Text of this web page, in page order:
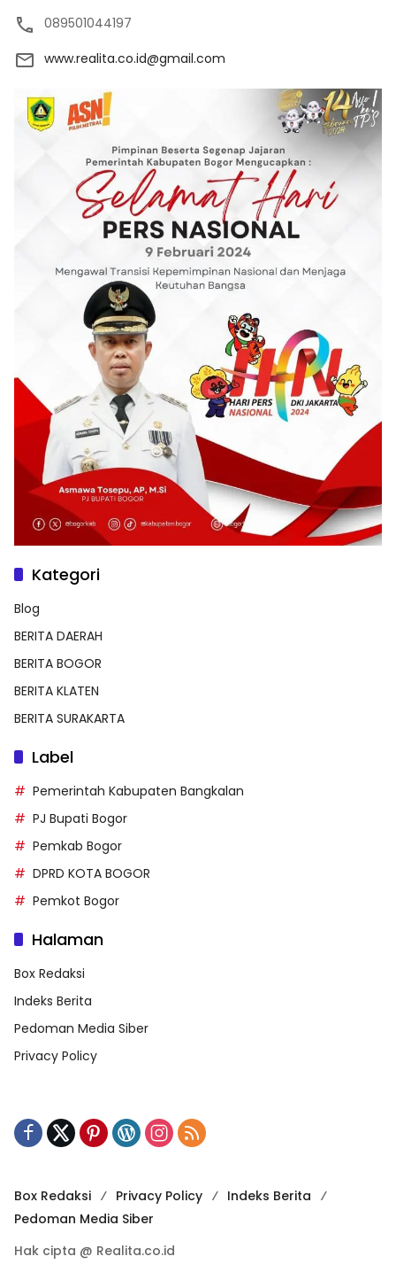
089501044197
www.realita.co.id@gmail.com
Kategori
Blog
BERITA DAERAH
BERITA BOGOR
BERITA KLATEN
BERITA SURAKARTA
Label
Pemerintah Kabupaten Bangkalan
PJ Bupati Bogor
Pemkab Bogor
DPRD KOTA BOGOR
Pemkot Bogor
Halaman
Box Redaksi
Indeks Berita
Pedoman Media Siber
Privacy Policy
Box Redaksi Privacy Policy
Indeks Berita
Pedoman Media Siber
Hak cipta @ Realita.co.id